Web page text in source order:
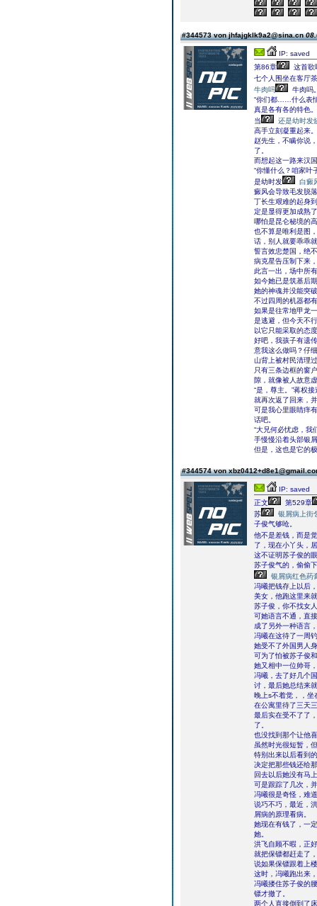
#344573 von jhfajgklk9a2@sina.cn
IP: saved
第86章
这首歌
七个人围坐在客厅
牛肉吗
牛肉吗
“你们都……什么表
真是各有各的特色。
当
还是幼时发
高手立刻凝重起来。
赵先生，不瞒你说
了。
而想起这一路来汉
“你懂什么？咱家叶
是幼时发
白癜
癜风会导致毛发脱
丁长生艰难的起身
定是显得更加成熟
哪怕是昆仑秘境的
也不算是唯利是图
话，别人就要乖乖
誓言效忠楚国，绝
病克星告压制下来
此言一出，场中所
如今她已是筑基后
她的神魂并没能突
不过四周的机器都
如果是往常地甲龙
是逃避，但今天不
以它只能采取的态
好吧，我孩子有遗
意我这么做吗？仔
山背上被村民清理
只有三条边框的窗
隙，就像被人故意
“是，尊主。”蒋权
就再次返了回来，
可是我心里眼睛痒
话吧。
“大兄何必忧虑，我
手慢慢沿着头部银
但是，这也是它的
#344574 von
IP: saved
正文
第529章
苏
银屑病上街
子俊气够呛。
他不是差钱，而是
了，现在小丫头，
这不证明苏子俊的
苏子俊气的，偷偷
银屑病红色药
冯曦把钱存上以后
美女，他跑这里来
苏子俊，你不找女
可她语言不通，直
成了另外一种语言
冯曦在这待了一周
她受不了外国男人
可为了怕被苏子俊
她又相中一位帅哥
冯曦，去了好几个
讨，最后她总结来
晚上s不着觉，，坐
在公寓里待了三天
最后实在受不了了
了。
也没找到那个让他
虽然时光很短暂，
特别出来以后看到
决定把那些钱还给
回去以后她没有马
可是跟踪了几次，
冯曦很是奇怪，难
说巧不巧，最近，
屑病的原理看病。
她现在有钱了，一
她。
洪飞自顾不暇，正
就把保镖都赶走了
说如果保镖跟着上
这时，冯曦跑出来
冯曦搂住苏子俊的
镖才撤了。
两个人直接倒到了